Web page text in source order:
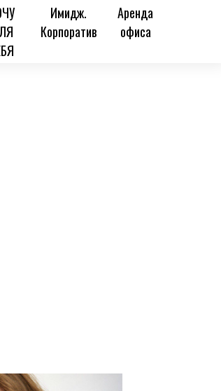
Имидж.
Корпоратив
Аренда
офиса